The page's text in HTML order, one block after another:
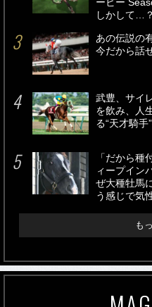
ービー
しかして…
あの伝説の
今だから話
武豊、サイ
を飲み、人
る“天才騎手
「だから種
ィープイン
ぜ大種牡馬
う感じで気
も